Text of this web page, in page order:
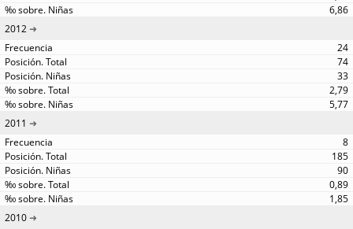
6,86
2012
24
74
33
2,79
5,77
2011
8
185
90
0,89
1,85
2010